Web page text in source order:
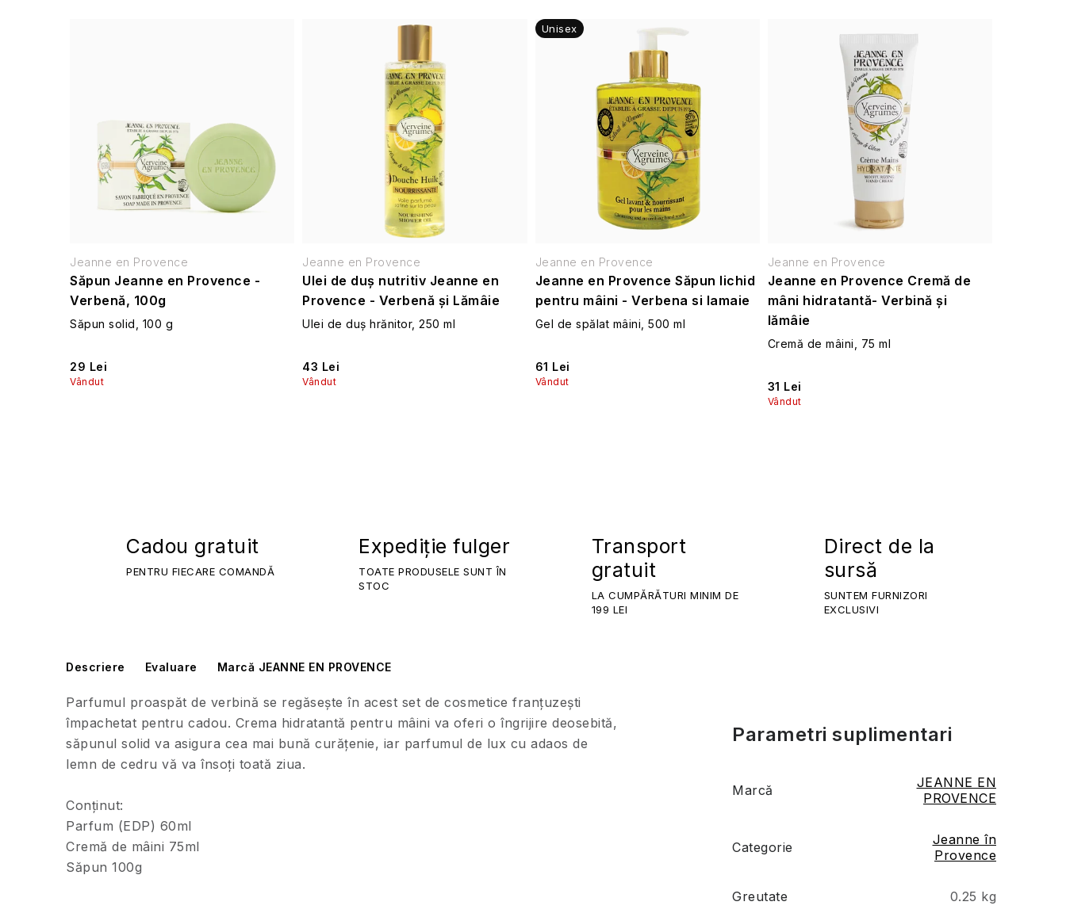
Săpun Jeanne en Provence -
Verbenă, 100g
Săpun solid, 100 g
29 Lei
Vândut
Jeanne en Provence
Ulei de duș nutritiv Jeanne en
Provence - Verbenă și Lămâie
Ulei de duș hrănitor, 250 ml
43 Lei
Vândut
Jeanne en Provence
Unisex
Jeanne en Provence Săpun lichid
pentru mâini - Verbena si lamaie
Gel de spălat mâini, 500 ml
61 Lei
Vândut
Jeanne en Provence
Jeanne en Provence Cremă de
mâni hidratantă- Verbină și
lămâie
Cremă de mâini, 75 ml
31 Lei
Vândut
Jeanne en Provence
Cadou gratuit
PENTRU FIECARE COMANDĂ
Expediție fulger
TOATE PRODUSELE SUNT ÎN
STOC
Transport
gratuit
LA CUMPĂRĂTURI MINIM DE
199 LEI
Direct de la
sursă
SUNTEM FURNIZORI
EXCLUSIVI
Descriere Evaluare Marcă JEANNE EN PROVENCE
Parfumul proaspăt de verbină se regăsește în acest set de cosmetice franțuzești
împachetat pentru cadou. Crema hidratantă pentru mâini va oferi o îngrijire deosebită,
săpunul solid va asigura cea mai bună curățenie, iar parfumul de lux cu adaos de
lemn de cedru vă va însoți toată ziua.
Conținut:
Parfum (EDP) 60ml
Cremă de mâini 75ml
Săpun 100g
Parametri suplimentari
Marcă
JEANNE EN
PROVENCE
Categorie
Jeanne în
Provence
Greutate 0.25 kg